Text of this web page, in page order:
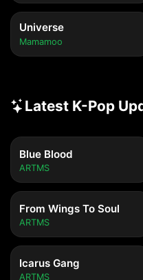
Universe
Mamamoo
Latest K-Pop
Blue Blood
ARTMS
From Wings To Soul
ARTMS
Icarus Gang
ARTMS